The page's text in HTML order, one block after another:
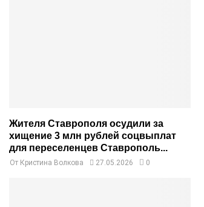
Жителя Ставрополя осудили за
хищение 3 млн рублей соцвыплат
для переселенцев Ставрополь...
От Кристина Волкова 27.05.2026 0